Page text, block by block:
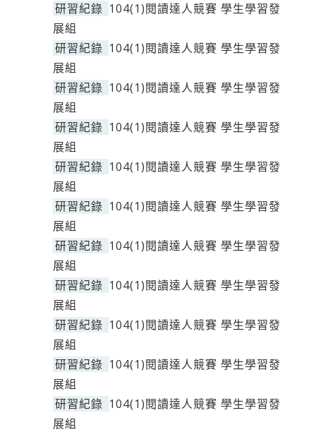
研習紀錄 104(1)閱讀達人競賽 學生學習發
展組
研習紀錄 104(1)閱讀達人競賽 學生學習發
展組
研習紀錄 104(1)閱讀達人競賽 學生學習發
展組
研習紀錄 104(1)閱讀達人競賽 學生學習發
展組
研習紀錄 104(1)閱讀達人競賽 學生學習發
展組
研習紀錄 104(1)閱讀達人競賽 學生學習發
展組
研習紀錄 104(1)閱讀達人競賽 學生學習發
展組
研習紀錄 104(1)閱讀達人競賽 學生學習發
展組
研習紀錄 104(1)閱讀達人競賽 學生學習發
展組
研習紀錄 104(1)閱讀達人競賽 學生學習發
展組
研習紀錄 104(1)閱讀達人競賽 學生學習發
展組